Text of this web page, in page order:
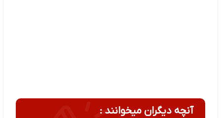
آنچه دیگران میخوانند :